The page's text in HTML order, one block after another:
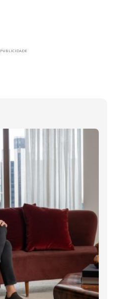
PUBLICIDADE